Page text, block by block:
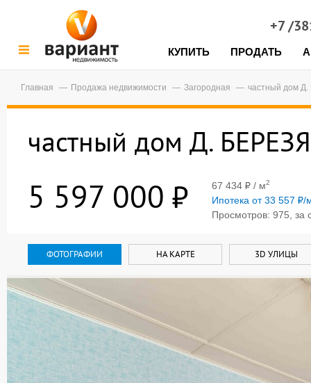
+7 /
КУПИТЬ ПРОДАТЬ
Главная Продажа недвижимости Загородная частный дом
частный дом Д.
5 597 000 67 434 / м2
Ипотека от 33 557
/
Просмотров: 975, за
ФОТОГРАФИИ НА КАРТЕ 3D УЛИЦЫ